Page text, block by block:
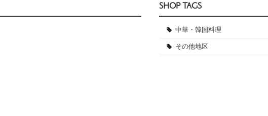
SHOP TAGS
中華・韓国料理
その他地区